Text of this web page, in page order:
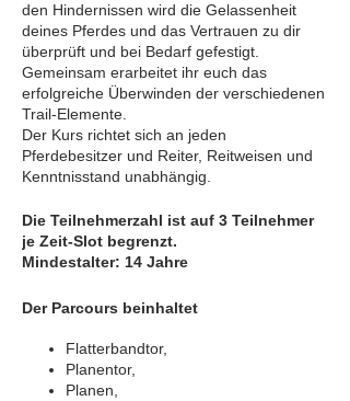
den Hindernissen wird die Gelassenheit
deines Pferdes und das Vertrauen zu dir
überprüft und bei Bedarf gefestigt.
Gemeinsam erarbeitet ihr euch das
erfolgreiche Überwinden der verschiedenen
Trail-Elemente.
Der Kurs richtet sich an jeden
Pferdebesitzer und Reiter, Reitweisen und
Kenntnisstand unabhängig.
Die Teilnehmerzahl ist auf 3 Teilnehmer
je Zeit-Slot begrenzt.
Mindestalter: 14 Jahre
Der Parcours beinhaltet
Flatterbandtor,
Planentor,
Planen,